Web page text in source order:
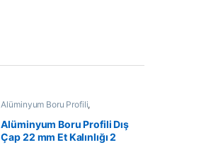
Alüminyum Boru Profili,
Alüminyum Profil
İndirimli Ürünler
Alüminyum Boru Profili Dış
Çap 22 mm Et Kalınlığı 2